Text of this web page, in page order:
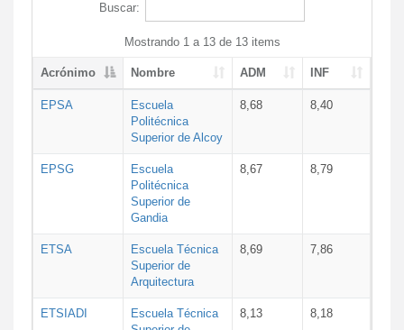
Buscar:
Mostrando 1 a 13 de 13 items
Acrónimo Nombre ADM INF
EPSA
Escuela
Politécnica
Superior de Alcoy
8,68 8,40
EPSG
Escuela
Politécnica
Superior de
Gandia
8,67 8,79
ETSA
Escuela Técnica
Superior de
Arquitectura
8,69 7,86
ETSIADI
Escuela Técnica
8,13 8,18